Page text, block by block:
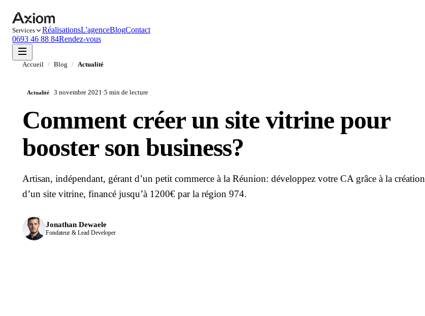
Services RéalisationsL'agenceBlogContact
0693 46 88 84Rendez-vous
Accueil / Blog / Actualité
Actualité 3 novembre 2021·5 min de lecture
Comment créer un site vitrine pour
booster son business?
Artisan, indépendant, gérant d’un petit commerce à la Réunion: développez votre CA grâce à la création
d’un site vitrine, financé jusqu’à 1200€ par la région 974.
Jonathan Dewaele
Fondateur & Lead Developer